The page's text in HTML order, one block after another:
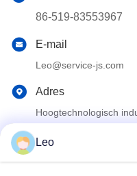
86-519-83553967
E-mail
Leo@service-js.com
Adres
Hoogtechnologisch
provincie Jiangsu,
Leo